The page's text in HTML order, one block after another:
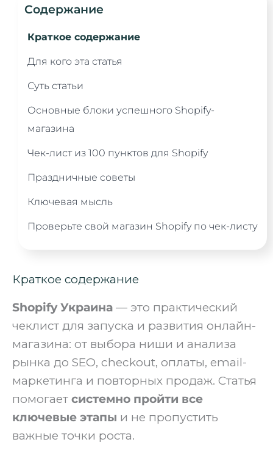
Содержание
Краткое содержание
Для кого эта статья
Суть статьи
Основные блоки успешного Shopify-
магазина
Чек-лист из 100 пунктов для Shopify
Праздничные советы
Ключевая мысль
Проверьте свой магазин Shopify по чек-листу
Краткое содержание
Shopify Украина — это практический
чеклист для запуска и развития онлайн-
магазина: от выбора ниши и анализа
рынка до SEO, checkout, оплаты, email-
маркетинга и повторных продаж. Статья
помогает системно пройти все
ключевые этапы и не пропустить
важные точки роста.